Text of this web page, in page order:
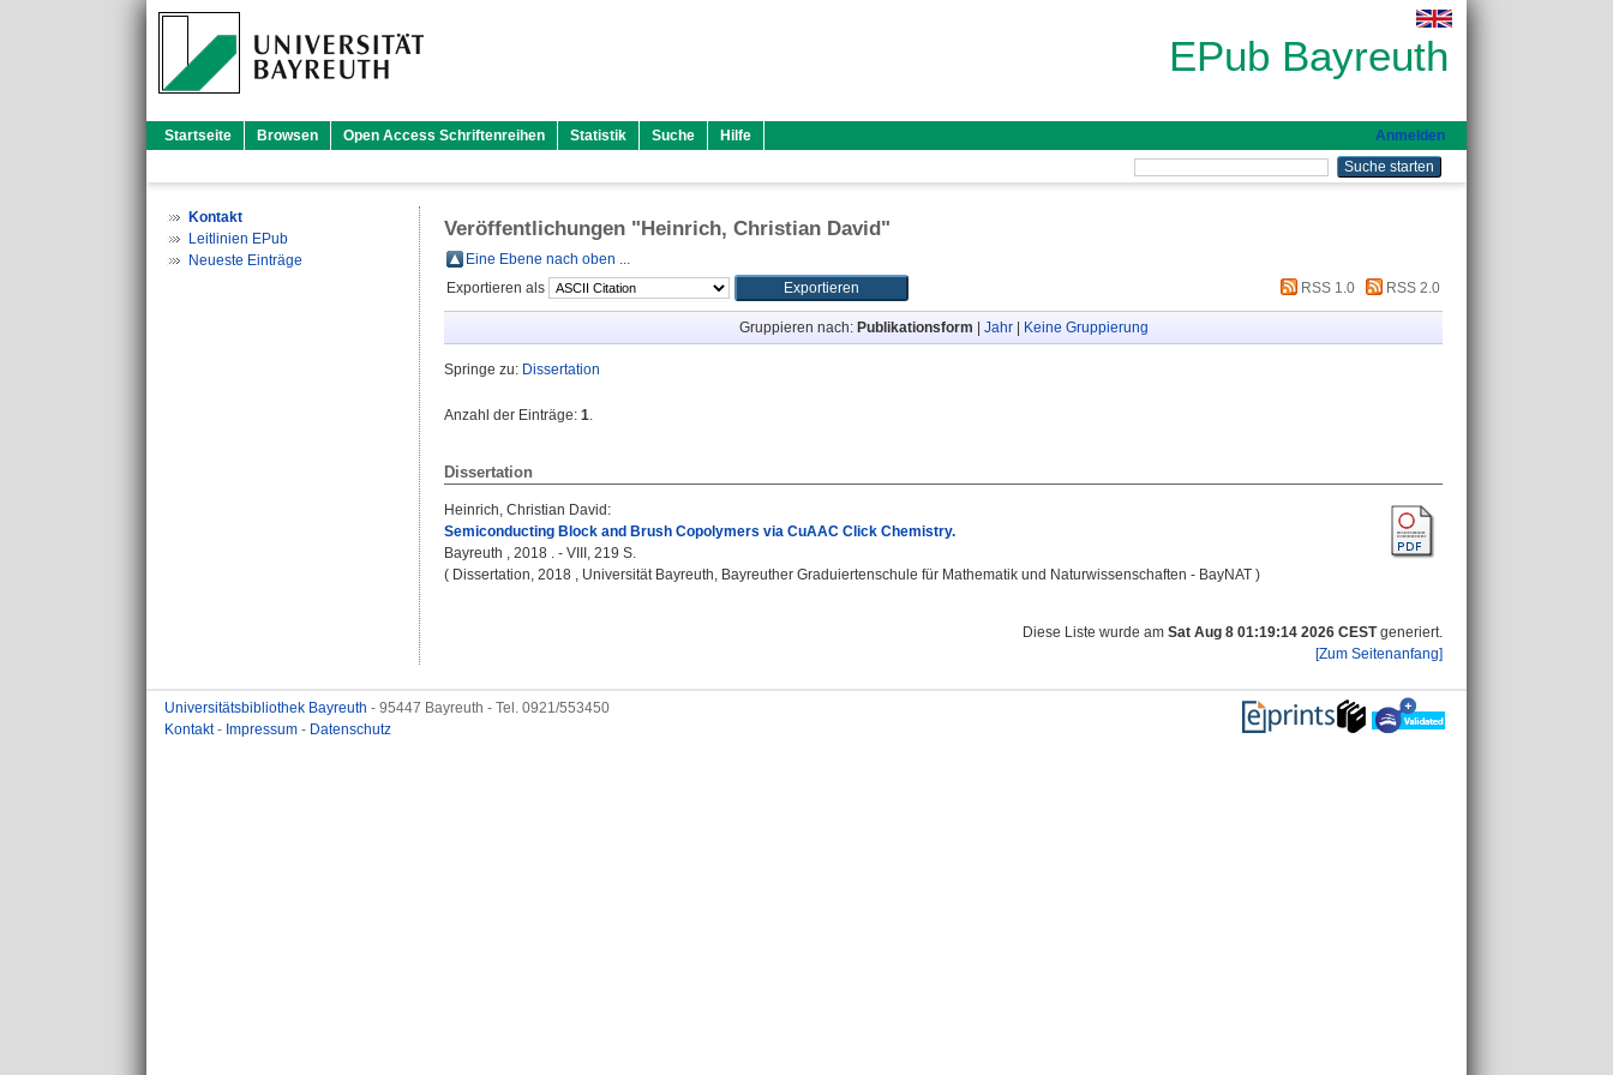
EPub Bayreuth
Startseite Browsen Open Access Schriftenreihen Statistik Suche Hilfe Anmelden
Kontakt
Leitlinien EPub
Neueste Einträge
Veröffentlichungen "Heinrich, Christian David"
Eine Ebene nach oben ...
Exportieren als
RSS 1.0 RSS 2.0
Gruppieren nach: Publikationsform Jahr| Keine Gruppierung
Springe zu: Dissertation
Anzahl der Einträge: 1.
Dissertation
Heinrich, Christian David :
Semiconducting Block and Brush Copolymers via CuAAC Click Chemistry.
Bayreuth , 2018 . - VIII, 219 S.
( Dissertation, 2018 , Universität Bayreuth, Bayreuther Graduiertenschule für Mathematik und Naturwissenschaften - BayNAT )
Diese Liste wurde am Sat Aug 8 01:19:14 2026 CESTgeneriert.
[Zum Seitenanfang]
Universitätsbibliothek Bayreuth - 95447 Bayreuth - Tel. 0921/553450
Kontakt- Impressum - Datenschutz